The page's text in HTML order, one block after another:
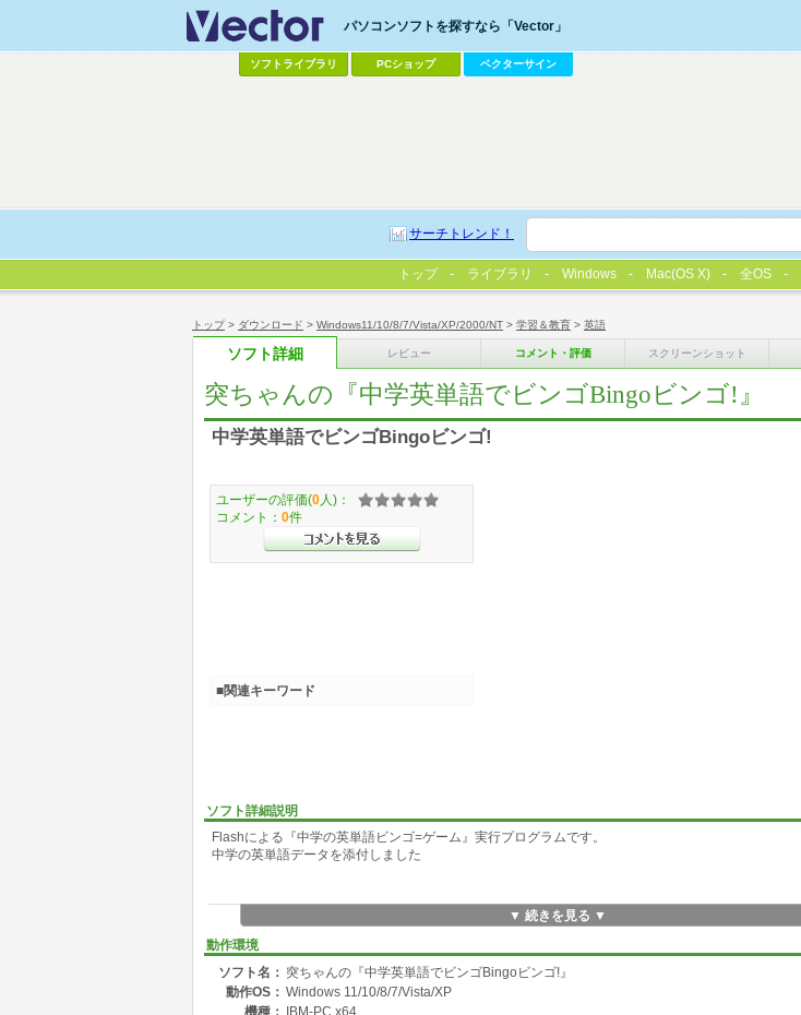
トップ> ダウンロード > Windows11/10/8/7/Vista/XP/2000/NT > 学習＆教育 > 英語
ソフト詳細 レビュー コメント・評価 スクリーンショット
突ちゃんの『中学英単語でビンゴBingoビンゴ!』
中学英単語でビンゴBingoビンゴ!
ソフト詳細説明
Flashによる『中学の英単語ビンゴ=ゲーム』実行プログラムです。
中学の英単語データを添付しました
▼ 続きを見る ▼
動作環境
ソフト名： 突ちゃんの『中学英単語でビンゴBingoビンゴ!』
動作OS： Windows 11/10/8/7/Vista/XP
機種：
IBM-PC x64
ユーザーの評価(0 人)：
コメント： 0件
■関連キーワード
パソコンソフトを探すなら「Vector」
ソフトライブラリ PCショップ ベクターサイン
サーチトレンド！
トップ ライブラリ Windows Mac(OS X) 全OS